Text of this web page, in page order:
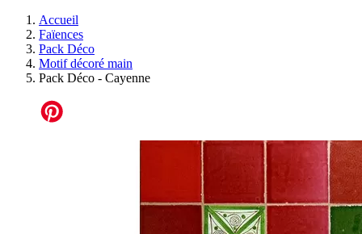
Accueil
Faïences
Pack Déco
Motif décoré main
Pack Déco - Cayenne